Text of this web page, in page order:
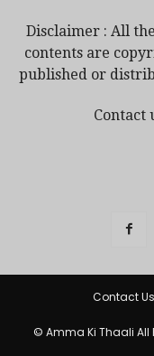
Disclaimer : All
contents are
published or
Contact
Contact Us
© Amma Ki Thaali All